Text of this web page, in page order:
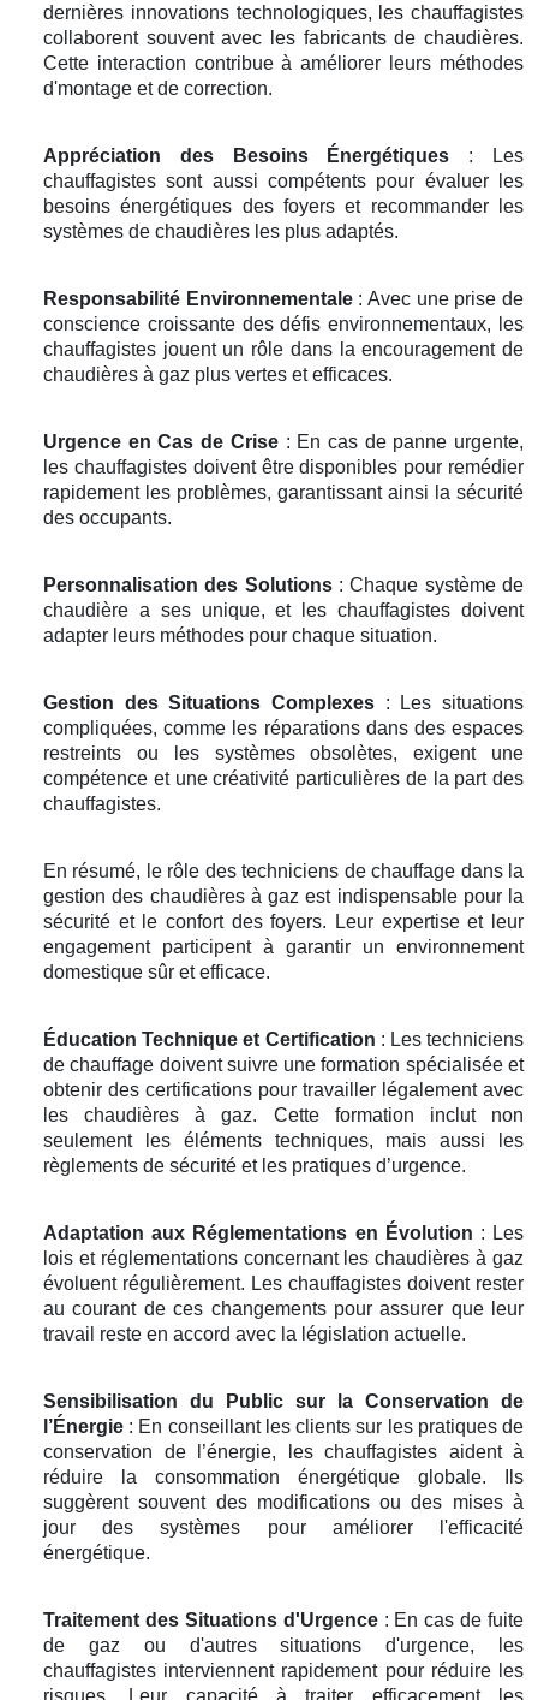
dernières innovations technologiques, les chauffagistes
collaborent souvent avec les fabricants de chaudières.
Cette interaction contribue à améliorer leurs méthodes
d'montage et de correction.
Appréciation des Besoins Énergétiques : Les
chauffagistes sont aussi compétents pour évaluer les
besoins énergétiques des foyers et recommander les
systèmes de chaudières les plus adaptés.
Responsabilité Environnementale: Avec une prise de
conscience croissante des défis environnementaux, les
chauffagistes jouent un rôle dans la encouragement de
chaudières à gaz plus vertes et efficaces.
Urgence en Cas de Crise: En cas de panne urgente,
les chauffagistes doivent être disponibles pour remédier
rapidement les problèmes, garantissant ainsi la sécurité
des occupants.
Personnalisation des Solutions: Chaque système de
chaudière a ses unique, et les chauffagistes doivent
adapter leurs méthodes pour chaque situation.
Gestion des Situations Complexes : Les situations
compliquées, comme les réparations dans des espaces
restreints ou les systèmes obsolètes, exigent une
compétence et une créativité particulières de la part des
chauffagistes.
En résumé, le rôle des techniciens de chauffage dans la
gestion des chaudières à gaz est indispensable pour la
sécurité et le confort des foyers. Leur expertise et leur
engagement participent à garantir un environnement
domestique sûr et efficace.
Éducation Technique et Certification : Les techniciens
de chauffage doivent suivre une formation spécialisée et
obtenir des certifications pour travailler légalement avec
les chaudières à gaz. Cette formation inclut non
seulement les éléments techniques, mais aussi les
règlements de sécurité et les pratiques d’urgence.
Adaptation aux Réglementations en Évolution : Les
lois et réglementations concernant les chaudières à gaz
évoluent régulièrement. Les chauffagistes doivent rester
au courant de ces changements pour assurer que leur
travail reste en accord avec la législation actuelle.
Sensibilisation du Public sur la Conservation de
l’Énergie : En conseillant les clients sur les pratiques de
conservation de l’énergie, les chauffagistes aident à
réduire la consommation énergétique globale. Ils
suggèrent souvent des modifications ou des mises à
jour des systèmes pour améliorer l'efficacité
énergétique.
Traitement des Situations d'Urgence: En cas de fuite
de gaz ou d'autres situations d'urgence, les
chauffagistes interviennent rapidement pour réduire les